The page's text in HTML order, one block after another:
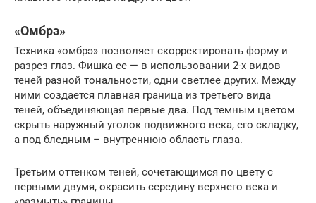
«Омбрэ»
Техника «омбрэ» позволяет скорректировать форму и
разрез глаз. Фишка ее — в использовании 2-х видов
теней разной тональности, одни светлее других. Между
ними создается плавная граница из третьего вида
теней, объединяющая первые два. Под темным цветом
скрыть наружный уголок подвижного века, его складку,
а под бледным – внутреннюю область глаза.
Третьим оттенком теней, сочетающимся по цвету с
первыми двумя, окрасить середину верхнего века и